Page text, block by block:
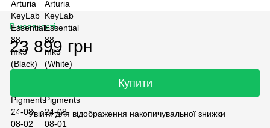
В наявності
23 899 грн
Купити
% Увійтидля відображення накопичувальної знижки